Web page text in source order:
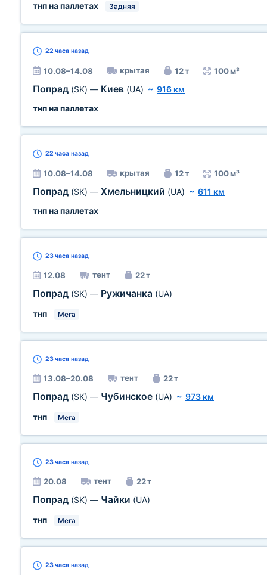
тнп на паллетах
Задняя
22 часа назад
10.08–14.08 крытая 12 т 100 м³
Попрад (SK) — Киев (UA) ~ 916 км
тнп на паллетах
22 часа назад
10.08–14.08 крытая 12 т 100 м³
Попрад (SK) — Хмельницкий (UA) ~ 611 км
тнп на паллетах
23 часа назад
12.08 тент 22 т
Попрад (SK) — Ружичанка (UA)
тнп
Мега
23 часа назад
13.08–20.08 тент 22 т
Попрад (SK) — Чубинское (UA) ~ 973 км
тнп
Мега
23 часа назад
20.08 тент 22 т
Попрад (SK) — Чайки (UA)
тнп
Мега
23 часа назад